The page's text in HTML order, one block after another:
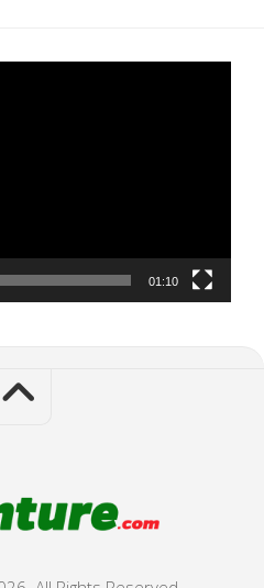
01:10